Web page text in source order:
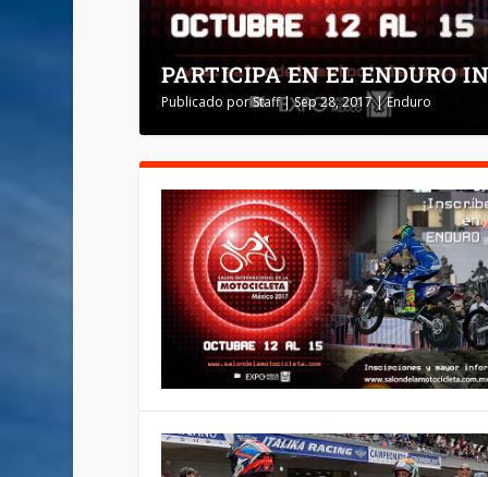
PARTICIPA EN EL ENDURO
Publicado porStaff|Sep 28, 2017|Enduro